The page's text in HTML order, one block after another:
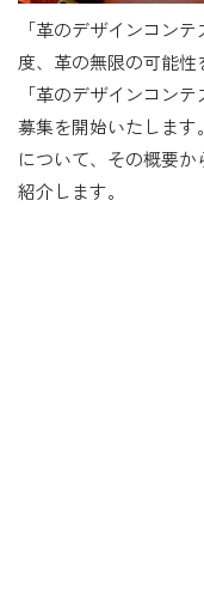
「革のデザインコン
度、革の無限の可能
「革のデザインコン
募集を開始いたします
について、その概要
紹介します。